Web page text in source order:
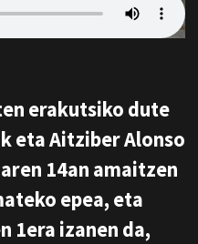
erakutsiko dute
eta Aitziber Alonso
14an amaitzen
epea, eta
1era izanen da,